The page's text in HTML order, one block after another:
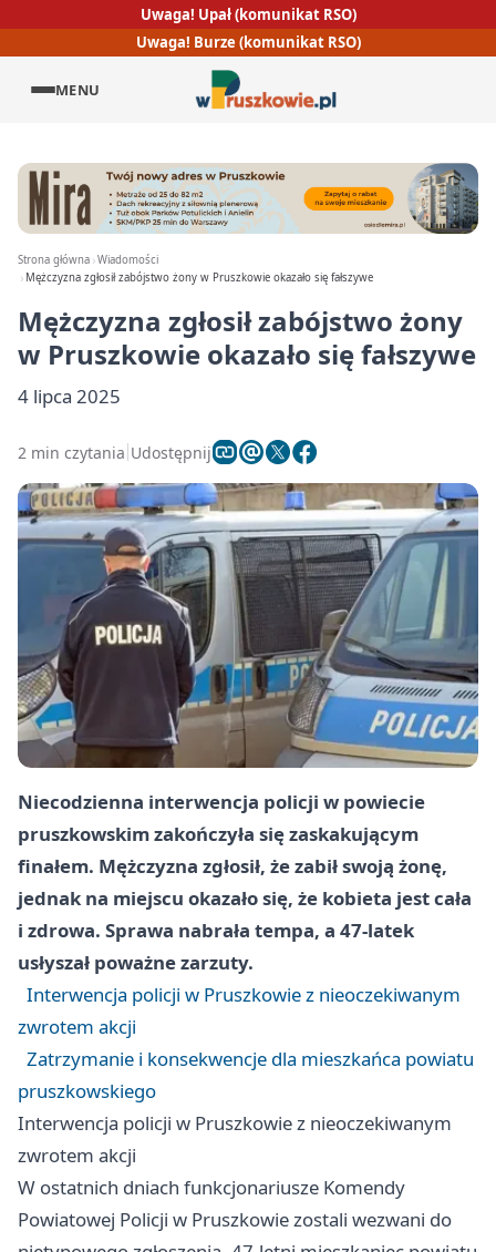
Uwaga! Upał (komunikat RSO)
Uwaga! Burze (komunikat RSO)
MENU
Strona główna Wiadomości
Mężczyzna zgłosił zabójstwo żony w Pruszkowie okazało się fałszywe
Mężczyzna zgłosił zabójstwo żony
w Pruszkowie okazało się fałszywe
4 lipca 2025
2 min czytania Udostępnij
Niecodzienna interwencja policji w powiecie
pruszkowskim zakończyła się zaskakującym
finałem. Mężczyzna zgłosił, że zabił swoją żonę,
jednak na miejscu okazało się, że kobieta jest cała
i zdrowa. Sprawa nabrała tempa, a 47-latek
usłyszał poważne zarzuty.
Interwencja policji w Pruszkowie z nieoczekiwanym
zwrotem akcji
Zatrzymanie i konsekwencje dla mieszkańca powiatu
pruszkowskiego
Interwencja policji w Pruszkowie z nieoczekiwanym
zwrotem akcji
W ostatnich dniach funkcjonariusze Komendy
Powiatowej Policji w Pruszkowie zostali wezwani do